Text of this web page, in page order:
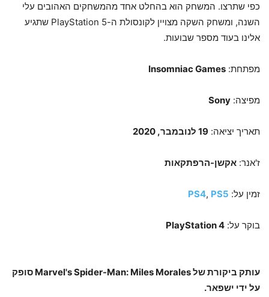
כפי שתרצו. המשחק הוא בהחלט אחד מהמשחקים האהובים עלי
השנה, ומשחק השקה מצויין לקונסולת ה-PlayStation 5 שתגיע
אלינו בעוד מספר שבועות.
מפתחת: Insomniac Games
מפיצה: Sony
תאריך יציאה: 19 לנובמבר, 2020
ז'אנר: אקשן-הרפתקאות
זמין על: PS4, PS5
בוקר על: PlayStation 4
עותק ביקורת של Marvel's Spider-Man: Miles Morales סופק
על ידי ישפאר.